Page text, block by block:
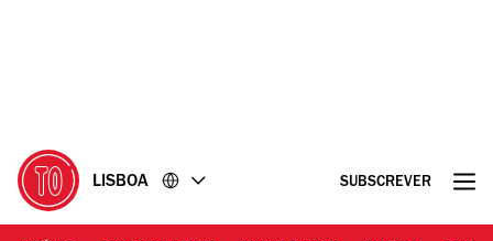
LISBOA SUBSCREVER